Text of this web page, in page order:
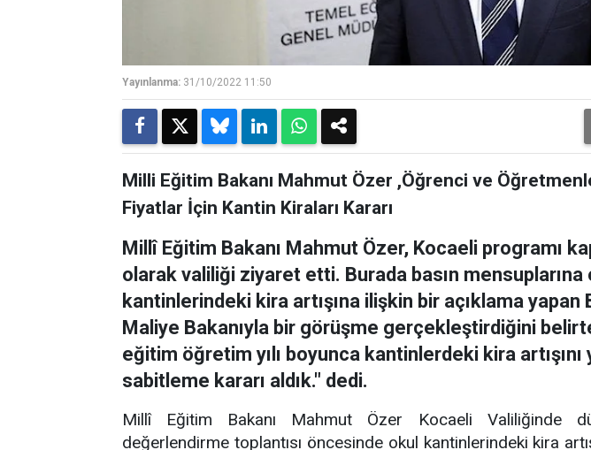
Yayınlanma: 31/10/2022 11:50
Milli Eğitim Bakanı Mahmut Özer ,Öğrenci ve
Fiyatlar İçin Kantin Kiraları Kararı
Millî Eğitim Bakanı Mahmut Özer, Kocaeli programı
olarak valiliği ziyaret etti. Burada basın mensuplarına
kantinlerindeki kira artışına ilişkin bir açıklama yapan
Maliye Bakanıyla bir görüşme gerçekleştirdiğini
eğitim öğretim yılı boyunca kantinlerdeki kira artışını
sabitleme kararı aldık." dedi.
Millî Eğitim Bakanı Mahmut Özer Kocaeli Valiliğinde
değerlendirme toplantısı öncesinde okul kantinlerindeki kira